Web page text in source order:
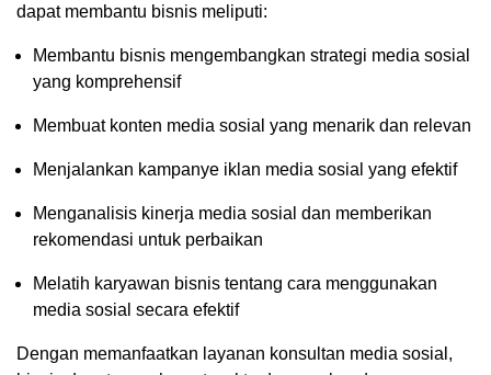
dapat membantu bisnis meliputi:
Membantu bisnis mengembangkan strategi media sosial
yang komprehensif
Membuat konten media sosial yang menarik dan relevan
Menjalankan kampanye iklan media sosial yang efektif
Menganalisis kinerja media sosial dan memberikan
rekomendasi untuk perbaikan
Melatih karyawan bisnis tentang cara menggunakan
media sosial secara efektif
Dengan memanfaatkan layanan konsultan media sosial,